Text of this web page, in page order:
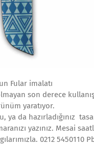
Fular imalatı
son derece
yaratıyor.
da hazırladığınız
yazınız. Mesai
0212 5450110